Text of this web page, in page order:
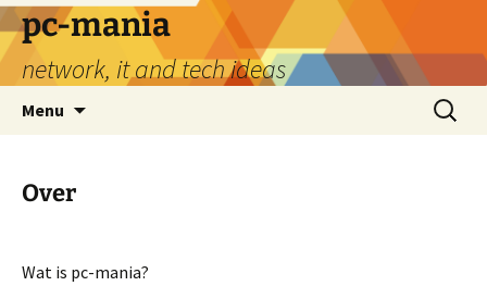
Ga
naar
de
inhoud
pc-mania
network, it and tech ideas
Menu
Zoeken
naar:
Over
Wat is pc-mania?